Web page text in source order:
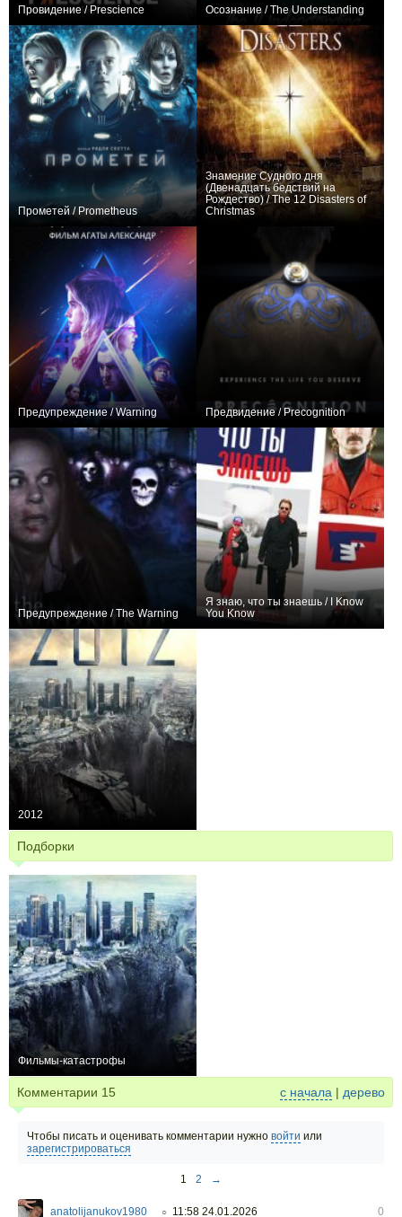
Провидение / Prescience Осознание / The Understanding
Прометей / Prometheus
Знамение Судного дня
(Двенадцать бедствий на
Рождество) / The 12 Disasters of
Christmas
Предупреждение / Warning Предвидение / Precognition
Предупреждение / The Warning
Я знаю, что ты знаешь / I Know
You Know
2012
Подборки
Фильмы-катастрофы
Комментарии 15 с начала | дерево
Чтобы писать и оценивать комментарии нужно войти или
зарегистрироваться
1 2 →
anatolijanukov1980 ○ 11:58 24.01.2026 0